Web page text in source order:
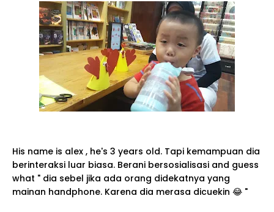
His name is alex , he's 3 years old. Tapi kemampuan dia
berinteraksi luar biasa. Berani bersosialisasi and guess
what " dia sebel jika ada orang didekatnya yang
mainan handphone. Karena dia merasa dicuekin 😂 "